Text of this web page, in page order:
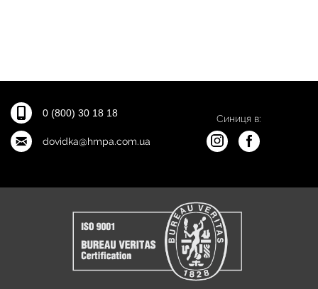
0 (800) 30 18 18
dovidka@hmpa.com.ua
Синиця в: